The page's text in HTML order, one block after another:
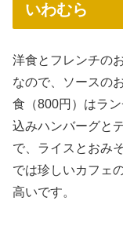
いわむら
洋食とフレンチの
なので、ソースの
食（800円）はラ
込みハンバーグと
で、ライスとおみ
では珍しいカフェ
高いです。